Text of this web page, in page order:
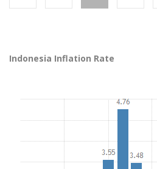
Indonesia Inflation Rate